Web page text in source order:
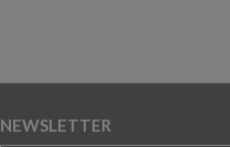
NEWSLETTER